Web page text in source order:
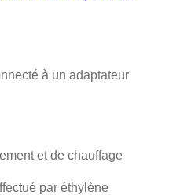
à un adaptateur
et de chauffage
par éthylène